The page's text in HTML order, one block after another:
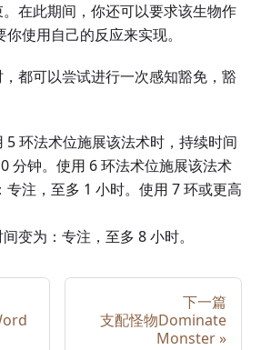
在此期间，你还可以要求该生物作
使用自己的反应来实现。
都可以尝试进行一次感知豁免，豁
5 环法术位施展该法术时，持续时间
分钟。使用 6 环法术位施展该法术
专注，至多 1 小时。使用 7 环或更高
变为：专注，至多 8 小时。
下一篇
支配怪物Dominate
Monster»